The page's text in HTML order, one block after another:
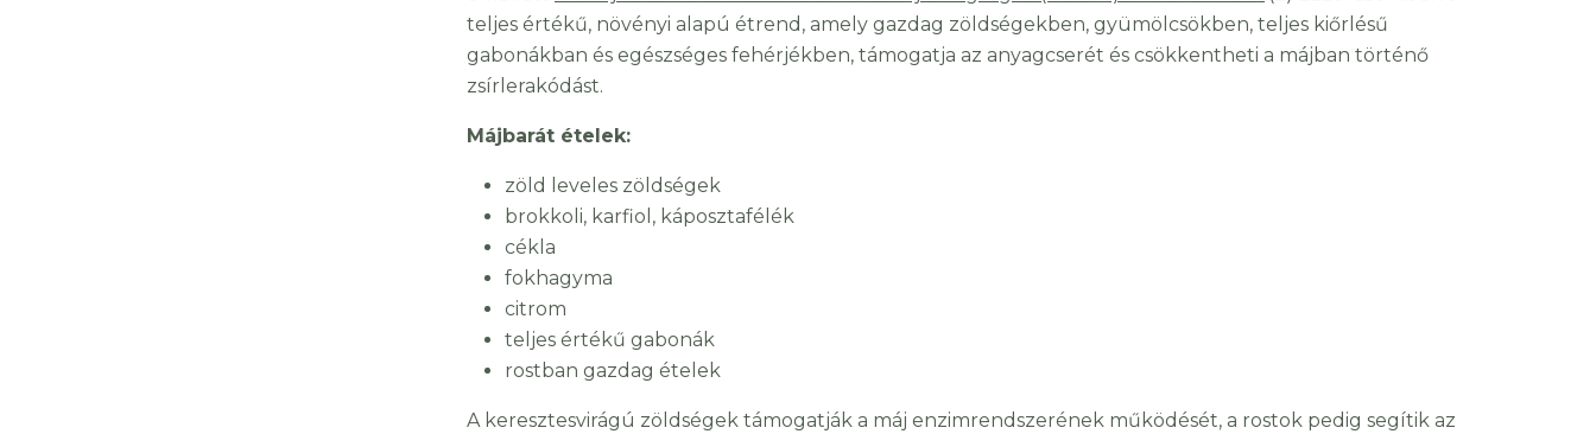
teljes értékű, növényi alapú étrend, amely gazdag zöldségekben, gyümölcsökben, teljes kiőrlésű
gabonákban és egészséges fehérjékben, támogatja az anyagcserét és csökkentheti a májban történő
zsírlerakódást.
Májbarát ételek:
zöld leveles zöldségek
brokkoli, karfiol, káposztafélék
cékla
fokhagyma
citrom
teljes értékű gabonák
rostban gazdag ételek
A keresztesvirágú zöldségek támogatják a máj enzimrendszerének működését, a rostok pedig segítik az